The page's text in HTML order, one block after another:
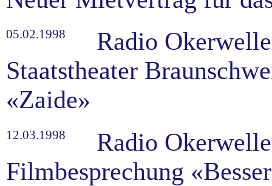
05.02.1998
Radio
Staatstheater
«Zaide»
12.03.1998
Radio
Filmbesprechung